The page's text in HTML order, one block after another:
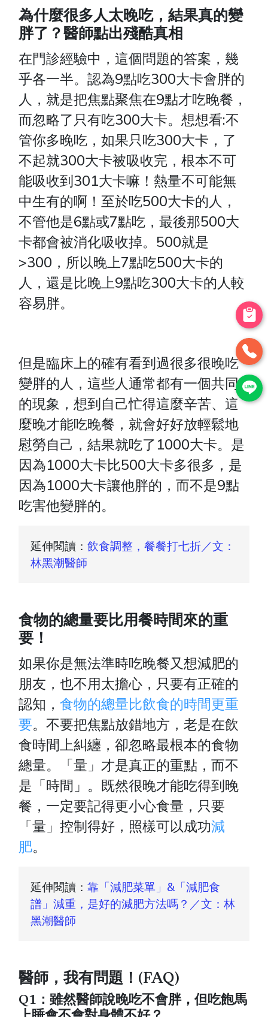
為什麼很多人太晚吃，結果真的變
胖了？醫師點出殘酷真相
在門診經驗中，這個問題的答案，幾
乎各一半。認為9點吃300大卡會胖的
人，就是把焦點聚焦在9點才吃晚餐，
而忽略了只有吃300大卡。想想看:不
管你多晚吃，如果只吃300大卡，了
不起就300大卡被吸收完，根本不可
能吸收到301大卡嘛！熱量不可能無
中生有的啊！至於吃500大卡的人，
不管他是6點或7點吃，最後那500大
卡都會被消化吸收掉。500就是
>300，所以晚上7點吃500大卡的
人，還是比晚上9點吃300大卡的人較
容易胖。
但是臨床上的確有看到過很多很晚吃
變胖的人，這些人通常都有一個共同
的現象，想到自己忙得這麼辛苦、這
麼晚才能吃晚餐，就會好好放輕鬆地
慰勞自己，結果就吃了1000大卡。是
因為1000大卡比500大卡多很多，是
因為1000大卡讓他胖的，而不是9點
吃害他變胖的。
延伸閱讀：飲食調整，餐餐打七折／文：
林黑潮醫師
食物的總量要比用餐時間來的重
要！
如果你是無法準時吃晚餐又想減肥的
朋友，也不用太擔心，只要有正確的
認知，食物的總量比飲食的時間更重
要。不要把焦點放錯地方，老是在飲
食時間上糾纏，卻忽略最根本的食物
總量。「量」才是真正的重點，而不
是「時間」。既然很晚才能吃得到晚
餐，一定要記得更小心食量，只要
「量」控制得好，照樣可以成功減
肥。
延伸閱讀：靠「減肥菜單」&「減肥食
譜」減重，是好的減肥方法嗎？／文：林
黑潮醫師
醫師，我有問題！(FAQ)
Q1：雖然醫師說晚吃不會胖，但吃飽馬